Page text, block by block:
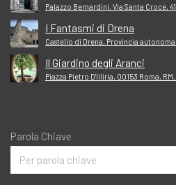
Palazzo Bernardini, Via Santa Croce,
I Fantasmi di Drena
Castello di Drena, Provincia
Il Giardino degli Aranci
Piazza Pietro D'Illiria, 00153 Roma,
Parola Chiave